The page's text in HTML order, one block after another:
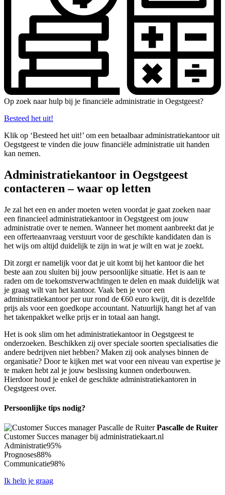
Op zoek naar hulp bij je financiële administratie in Oegstgeest?
Besteed het uit!
Klik op ‘Besteed het uit!’ om een betaalbaar administratiekantoor uit
Oegstgeest te vinden die jouw financiële administratie uit handen
kan nemen.
Administratiekantoor in Oegstgeest
contacteren – waar op letten
Je zal het een en ander moeten weten voordat je gaat zoeken naar
een financieel administratiekantoor in Oegstgeest om jouw
administratie over te nemen. Wanneer het moment aanbreekt dat je
een offerteaanvraag verstuurt voor de geschikte kandidaten dan is
het wijs om altijd duidelijk te zijn in wat je wilt en wat je zoekt.
Dit zorgt er namelijk voor dat je uit komt bij het kantoor die het
beste aan zou sluiten bij jouw persoonlijke situatie. Het is aan te
raden om de toekomstverwachtingen te delen en maak duidelijk wat
je graag wilt van het kantoor. Vaak ben je voor een
administratiekantoor per uur rond de €60 euro kwijt, dit is dezelfde
prijs als voor een goedkope accountant. Natuurlijk hangt het af van
het takenpakket welke prijs er in totaal aan hangt.
Het is ook slim om het administratiekantoor in Oegstgeest te
onderzoeken. Beschikken zij over speciale soorten specialisaties die
andere bedrijven niet hebben? Maken zij ook analyses binnen de
organisatie? Door te kijken met wat voor een niveau van expertise je
te maken hebt zal je jouw beslissing kunnen onderbouwen.
Hierdoor houd je enkel de geschikte administratiekantoren in
Oegstgeest over.
Persoonlijke tips nodig?
Pascalle de Ruiter
Customer Succes manager bij administratiekaart.nl
Administratie95%
Prognoses88%
Communicatie98%
Ik help je graag